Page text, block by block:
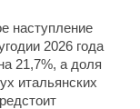
наступление
2026 года
21,7%, а доля
итальянских